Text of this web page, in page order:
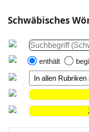
Schwäbisches
enthält